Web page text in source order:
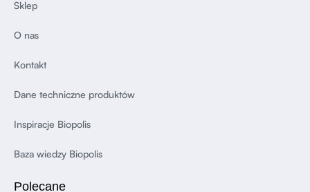
Sklep
O nas
Kontakt
Dane techniczne produktów
Inspiracje Biopolis
Baza wiedzy Biopolis
Polecane